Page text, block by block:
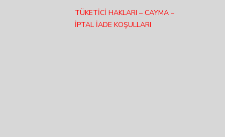
TÜKETİCİ HAKLARI – CAYMA –
İPTAL İADE KOŞULLARI